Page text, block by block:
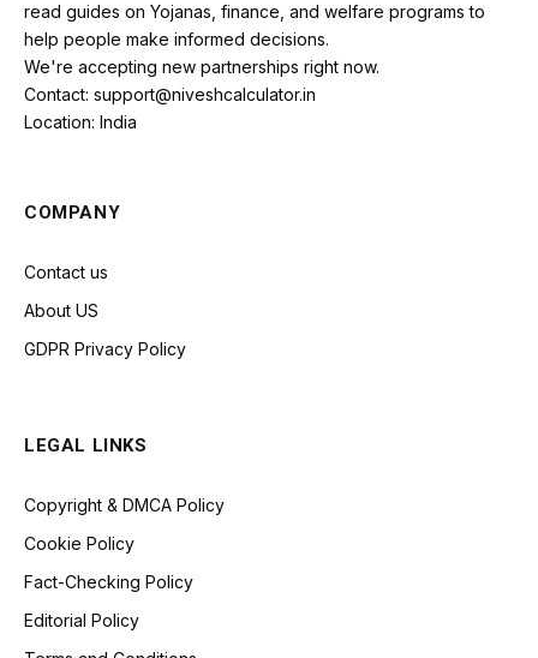
read guides on Yojanas, finance, and welfare programs to
help people make informed decisions.
We're accepting new partnerships right now.
Contact: support@niveshcalculator.in
Location: India
COMPANY
Contact us
About US
GDPR Privacy Policy
LEGAL LINKS
Copyright & DMCA Policy
Cookie Policy
Fact-Checking Policy
Editorial Policy